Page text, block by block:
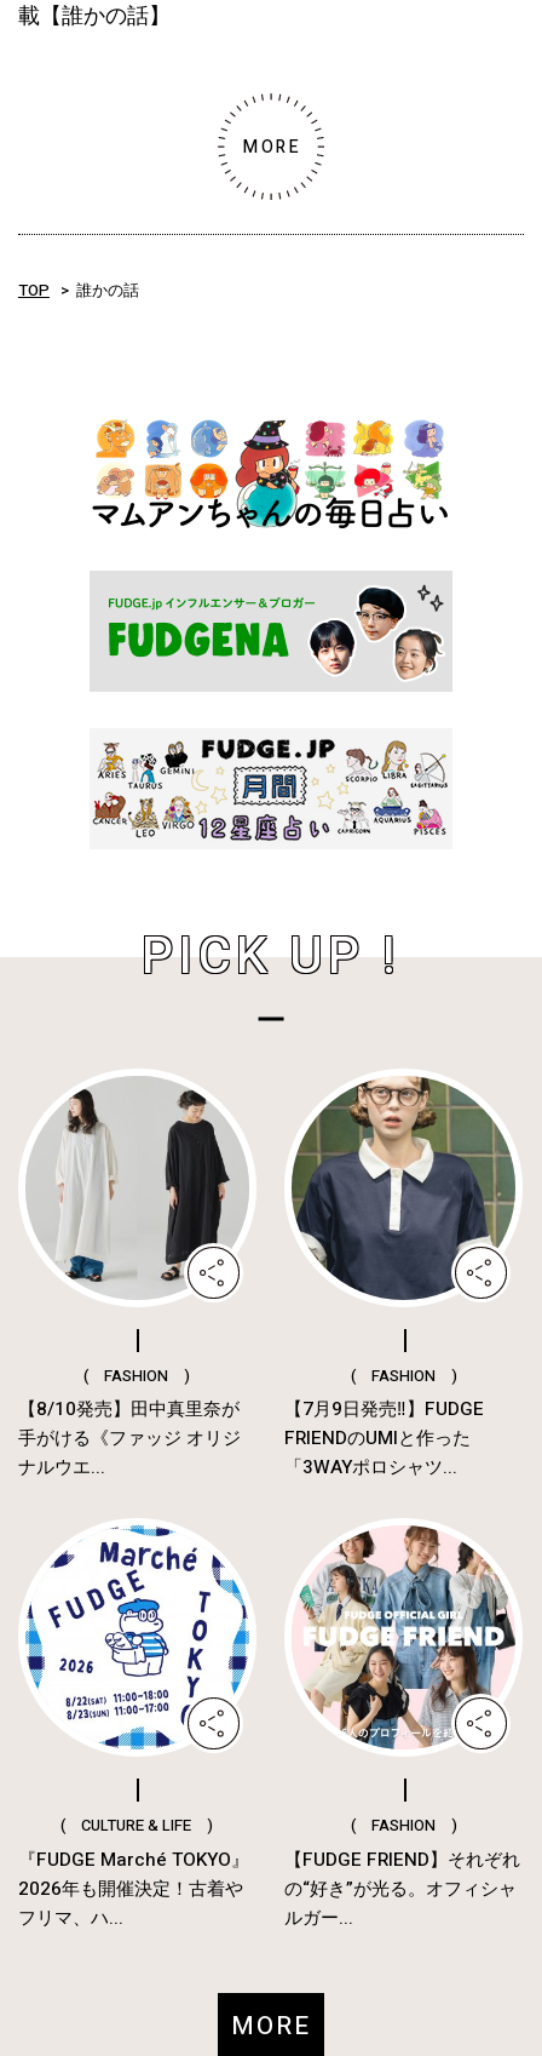
載【誰かの話】
MORE
TOP 誰かの話
PICK UP !
( FASHION )
【8/10発売】田中真里奈が
手がける《ファッジ オリジ
ナルウエ...
( FASHION )
【7月9日発売‼︎】FUDGE
FRIENDのUMIと作った
「3WAYポロシャツ...
( CULTURE & LIFE )
『FUDGE Marché TOKYO』
2026年も開催決定！古着や
フリマ、ハ...
( FASHION )
【FUDGE FRIEND】それぞれ
の“好き”が光る。オフィシャ
ルガー...
MORE